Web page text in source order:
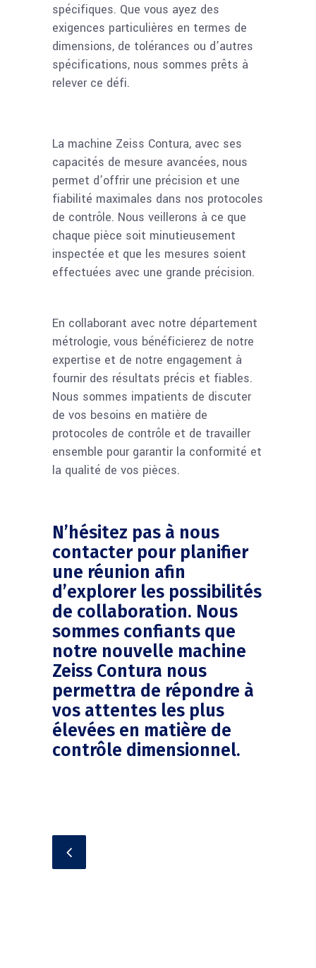
spécifiques. Que vous ayez des
exigences particulières en termes de
dimensions, de tolérances ou d’autres
spécifications, nous sommes prêts à
relever ce défi.
La machine Zeiss Contura, avec ses
capacités de mesure avancées, nous
permet d’offrir une précision et une
fiabilité maximales dans nos protocoles
de contrôle. Nous veillerons à ce que
chaque pièce soit minutieusement
inspectée et que les mesures soient
effectuées avec une grande précision.
En collaborant avec notre département
métrologie, vous bénéficierez de notre
expertise et de notre engagement à
fournir des résultats précis et fiables.
Nous sommes impatients de discuter
de vos besoins en matière de
protocoles de contrôle et de travailler
ensemble pour garantir la conformité et
la qualité de vos pièces.
N’hésitez pas à nous
contacter pour planifier
une réunion afin
d’explorer les possibilités
de collaboration. Nous
sommes confiants que
notre nouvelle machine
Zeiss Contura nous
permettra de répondre à
vos attentes les plus
élevées en matière de
contrôle dimensionnel.